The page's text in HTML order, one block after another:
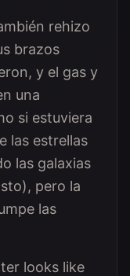
rehizo
brazos
y el gas y
una
si estuviera
las estrellas
las galaxias
pero la
las
looks like